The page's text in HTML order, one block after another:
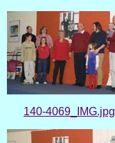
140-4069_IMG.jpg